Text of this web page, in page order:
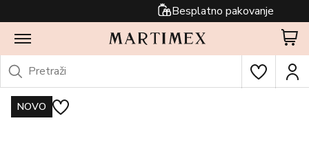
Besplatno pakovanje
NOVO